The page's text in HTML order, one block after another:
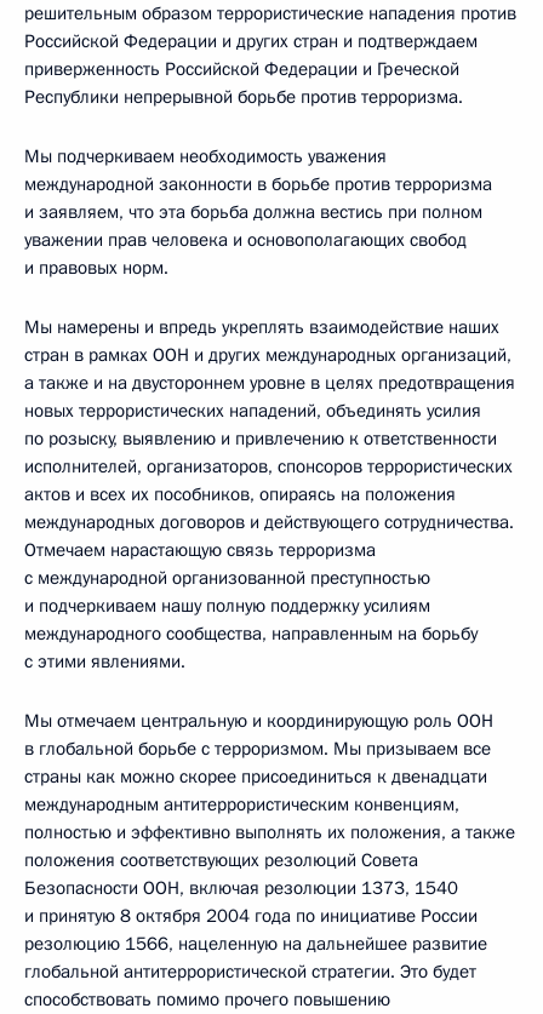
решительным образом террористические нападения против
Российской Федерации и других стран и подтверждаем
приверженность Российской Федерации и Греческой
Республики непрерывной борьбе против терроризма.
Мы подчеркиваем необходимость уважения
международной законности в борьбе против терроризма
и заявляем, что эта борьба должна вестись при полном
уважении прав человека и основополагающих свобод
и правовых норм.
Мы намерены и впредь укреплять взаимодействие наших
стран в рамках ООН и других международных организаций,
а также и на двустороннем уровне в целях предотвращения
новых террористических нападений, объединять усилия
по розыску, выявлению и привлечению к ответственности
исполнителей, организаторов, спонсоров террористических
актов и всех их пособников, опираясь на положения
международных договоров и действующего сотрудничества.
Отмечаем нарастающую связь терроризма
с международной организованной преступностью
и подчеркиваем нашу полную поддержку усилиям
международного сообщества, направленным на борьбу
с этими явлениями.
Мы отмечаем центральную и координирующую роль ООН
в глобальной борьбе с терроризмом. Мы призываем все
страны как можно скорее присоединиться к двенадцати
международным антитеррористическим конвенциям,
полностью и эффективно выполнять их положения, а также
положения соответствующих резолюций Совета
Безопасности ООН, включая резолюции 1373, 1540
и принятую 8 октября 2004 года по инициативе России
резолюцию 1566, нацеленную на дальнейшее развитие
глобальной антитеррористической стратегии. Это будет
способствовать помимо прочего повышению